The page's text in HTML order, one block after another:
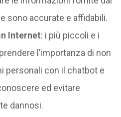
sono accurate e affidabili.
Internet: i più piccoli e i
l’importanza di non
personali con il chatbot e
ed evitare
dannosi.